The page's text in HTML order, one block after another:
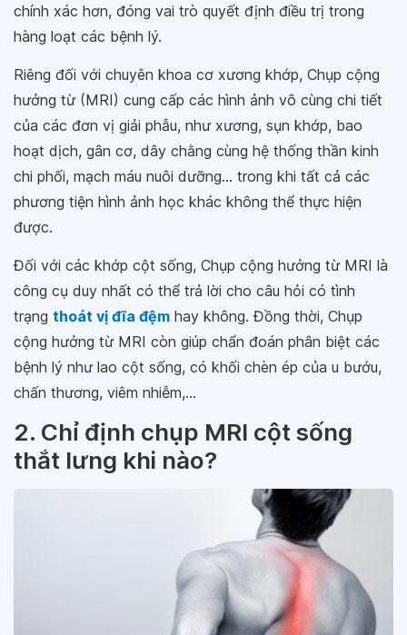
chính xác hơn, đóng vai trò quyết định điều trị trong
hàng loạt các bệnh lý.
Riêng đối với chuyên khoa cơ xương khớp, Chụp cộng
hưởng từ (MRI) cung cấp các hình ảnh vô cùng chi tiết
của các đơn vị giải phẫu, như xương, sụn khớp, bao
hoạt dịch, gân cơ, dây chằng cùng hệ thống thần kinh
chi phối, mạch máu nuôi dưỡng... trong khi tất cả các
phương tiện hình ảnh học khác không thể thực hiện
được.
Đối với các khớp cột sống, Chụp cộng hưởng từ MRI là
công cụ duy nhất có thể trả lời cho câu hỏi có tình
trạng thoát vị đĩa đệm hay không. Đồng thời, Chụp
cộng hưởng từ MRI còn giúp chẩn đoán phân biệt các
bệnh lý như lao cột sống, có khối chèn ép của u bướu,
chấn thương, viêm nhiễm,...
2. Chỉ định chụp MRI cột sống
thắt lưng khi nào?